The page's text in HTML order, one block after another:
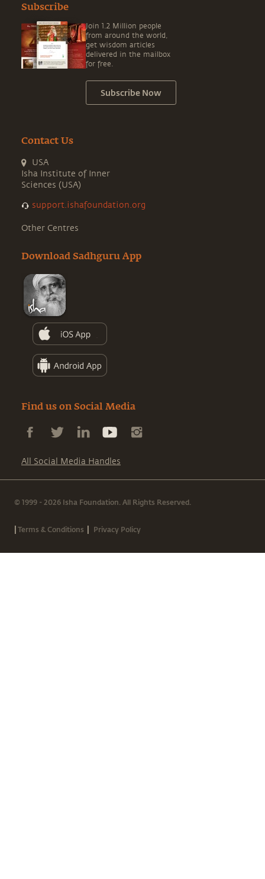
Subscribe
Join 1.2 Million people
from around the world,
get wisdom articles
delivered in the mailbox
for free.
Subscribe Now
Contact Us
USA
Isha Institute of Inner
Sciences (USA)
support.ishafoundation.org
Other Centres
Download Sadhguru App
Find us on Social Media
All Social Media Handles
© 1999 - 2026 Isha Foundation. All Rights Reserved.
|Terms & Conditions | Privacy Policy